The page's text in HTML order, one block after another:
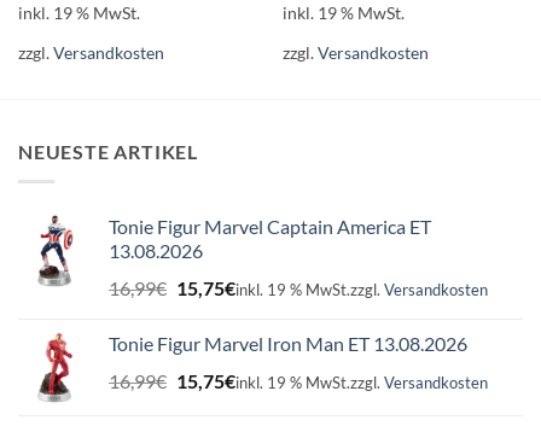
inkl. 19 % MwSt.
zzgl.Versandkosten
inkl. 19 % MwSt.
zzgl.Versandkosten
NEUESTE ARTIKEL
Tonie Figur Marvel Captain America ET
13.08.2026
16,99€ Ursprünglicher
Preis
16,99€
15,75€Aktueller
15,75€.
inkl. 19 % MwSt.zzgl. Versandkosten
Tonie Figur Marvel Iron Man ET 13.08.2026
16,99€ Ursprünglicher
Preis
15,75€Aktueller
inkl. 19 % MwSt.zzgl. Versandkosten